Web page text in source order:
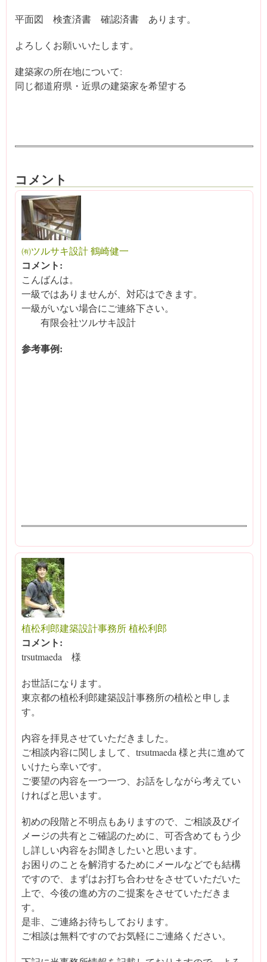
平面図 検査済書 確認済書 あります。
よろしくお願いいたします。
建築家の所在地について:
同じ都道府県・近県の建築家を希望する
コメント
㈲ツルサキ設計 鶴崎健一
コメント:
こんばんは。
一級ではありませんが、対応はできます。
一級がいない場合にご連絡下さい。
有限会社ツルサキ設計
参考事例:
植松利郎建築設計事務所 植松利郎
コメント:
trsutmaeda 様
お世話になります。
東京都の植松利郎建築設計事務所の植松と申しま
す。
内容を拝見させていただきました。
ご相談内容に関しまして、trsutmaeda 様と共に進めて
いけたら幸いです。
ご要望の内容を一つ一つ、お話をしながら考えてい
ければと思います。
初めの段階と不明点もありますので、ご相談及びイ
メージの共有とご確認のために、可否含めてもう少
し詳しい内容をお聞きしたいと思います。
お困りのことを解消するためにメールなどでも結構
ですので、まずはお打ち合わせをさせていただいた
上で、今後の進め方のご提案をさせていただきま
す。
是非、ご連絡お待ちしております。
ご相談は無料ですのでお気軽にご連絡ください。